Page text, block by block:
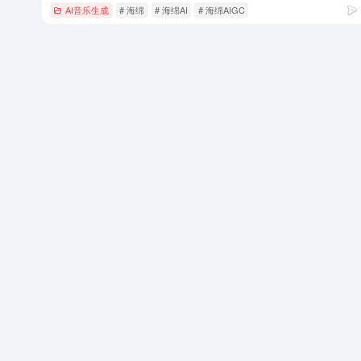
AI音乐生成 # 海绵 # 海绵AI # 海绵AIGC